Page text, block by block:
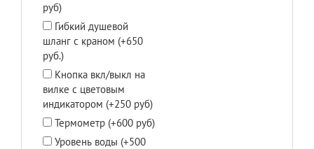
руб)
Гибкий душевой
шланг с краном (+650
руб.)
Кнопка вкл/выкл на
вилке с цветовым
индикатором (+250 руб)
Термометр (+600 руб)
Уровень воды (+500